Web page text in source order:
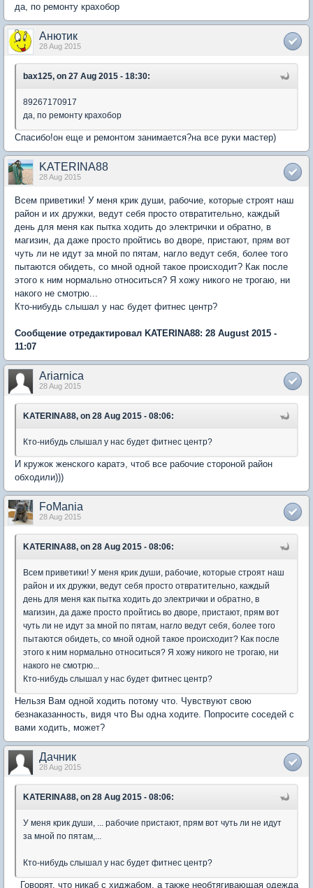
да, по ремонту крахобор
Анютик
28 Aug 2015
bax125, on 27 Aug 2015 - 18:30:
89267170917
да, по ремонту крахобор
Спасибо!он еще и ремонтом занимается?на все руки мастер)
KATERINA88
28 Aug 2015
Всем приветики! У меня крик души, рабочие, которые строят наш
район и их дружки, ведут себя просто отвратительно, каждый
день для меня как пытка ходить до электрички и обратно, в
магизин, да даже просто пройтись во дворе, пристают, прям вот
чуть ли не идут за мной по пятам, нагло ведут себя, более того
пытаются обидеть, со мной одной такое происходит? Как после
этого к ним нормально относиться? Я хожу никого не трогаю, ни
накого не смотрю...
Кто-нибудь слышал у нас будет фитнес центр?
Сообщение отредактировал KATERINA88: 28 August 2015 -
11:07
Ariarnica
28 Aug 2015
KATERINA88, on 28 Aug 2015 - 08:06:
Кто-нибудь слышал у нас будет фитнес центр?
И кружок женского каратэ, чтоб все рабочие стороной район
обходили)))
FoMania
28 Aug 2015
KATERINA88, on 28 Aug 2015 - 08:06:
Всем приветики! У меня крик души, рабочие, которые строят наш
район и их дружки, ведут себя просто отвратительно, каждый
день для меня как пытка ходить до электрички и обратно, в
магизин, да даже просто пройтись во дворе, пристают, прям вот
чуть ли не идут за мной по пятам, нагло ведут себя, более того
пытаются обидеть, со мной одной такое происходит? Как после
этого к ним нормально относиться? Я хожу никого не трогаю, ни
накого не смотрю...
Кто-нибудь слышал у нас будет фитнес центр?
Нельзя Вам одной ходить потому что. Чувствуют свою
безнаказанность, видя что Вы одна ходите. Попросите соседей с
вами ходить, может?
Дачник
28 Aug 2015
KATERINA88, on 28 Aug 2015 - 08:06:
У меня крик души, ... рабочие пристают, прям вот чуть ли не идут
за мной по пятам,...
Кто-нибудь слышал у нас будет фитнес центр?
Говорят, что никаб с хиджабом, а также необтягивающая одежда